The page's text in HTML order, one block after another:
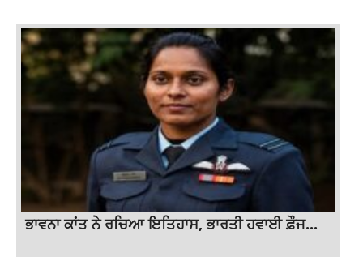
ਭਾਵਨਾ ਕਾਂਤ ਨੇ ਰਚਿਆ ਇਤਿਹਾਸ, ਭਾਰਤੀ ਹਵਾਈ ਫ਼ੌਜ...